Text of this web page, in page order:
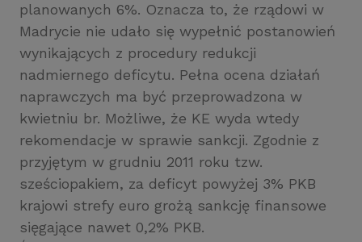
planowanych 6%. Oznacza to, że rządowi w
Madrycie nie udało się wypełnić postanowień
wynikających z procedury redukcji
nadmiernego deficytu. Pełna ocena działań
naprawczych ma być przeprowadzona w
kwietniu br. Możliwe, że KE wyda wtedy
rekomendacje w sprawie sankcji. Zgodnie z
przyjętym w grudniu 2011 roku tzw.
sześciopakiem, za deficyt powyżej 3% PKB
krajowi strefy euro grożą sankcję finansowe
sięgające nawet 0,2% PKB.